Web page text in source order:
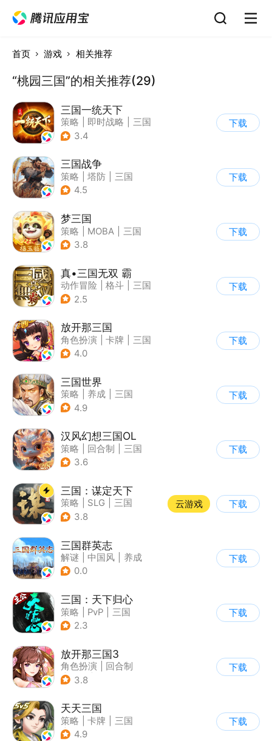
首页 游戏 相关推荐
“桃园三国”的相关推荐(29)
三国一统天下
策略 即时战略
三国
| 千人同屏
3.4
下载
三国战争
策略 塔防
三国
| 千人同屏
4.5
下载
梦三国
策略 MOBA
三国
| 中国风
3.8
下载
真•三国无双 霸
动作冒险 格斗
三国
| 横版过关
2.5
下载
放开那三国
角色扮演 卡牌
三国
| Q版
4.0
下载
三国世界
策略 养成
三国
| 中国风
4.9
下载
汉风幻想三国OL
策略 回合制
三国
| 中国风
3.6
下载
三国：谋定天下
策略 SLG
三国
| 中国风
3.8
云游戏 下载
三国群英志
解谜 中国风
养成
| 古风
0.0
下载
三国：天下归心
策略 PvP
三国
| SLG
2.3
下载
放开那三国3
角色扮演
回合制
| 三国
3.8
下载
天天三国
策略 卡牌
三国
| Q版
4.9
下载